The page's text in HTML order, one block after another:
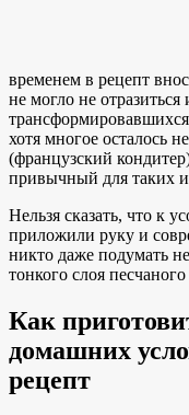
временем в рецепт
не могло не
хотя многое осталось
(французский
привычный для таких
Нельзя сказать, что к
приложили руку и
никто даже подумать
тонкого слоя
Как
домашних
рецепт